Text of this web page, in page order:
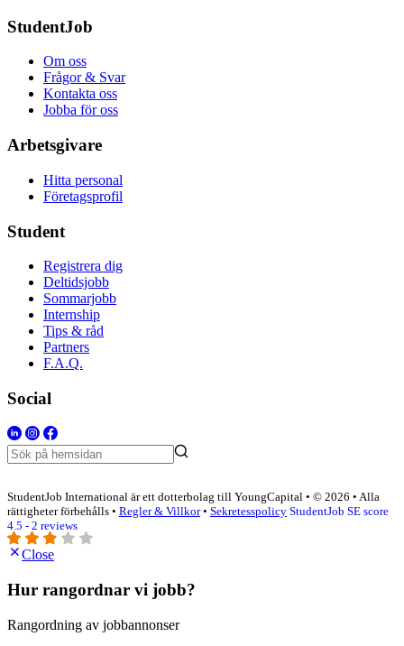
StudentJob
Om oss
Frågor & Svar
Kontakta oss
Jobba för oss
Arbetsgivare
Hitta personal
Företagsprofil
Student
Registrera dig
Deltidsjobb
Sommarjobb
Internship
Tips & råd
Partners
F.A.Q.
Social
StudentJob International är ett dotterbolag till YoungCapital • © 2026 • Alla
rättigheter förbehålls • Regler & Villkor• Sekretesspolicy StudentJob SE score
4.5 - 2 reviews
Close
Hur rangordnar vi jobb?
Rangordning av jobbannonser